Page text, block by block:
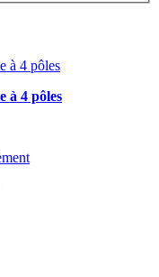
à 4 pôles